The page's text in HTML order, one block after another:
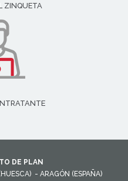
ZINQUETA
DE PLAN
- ARAGÓN (ESPAÑA)